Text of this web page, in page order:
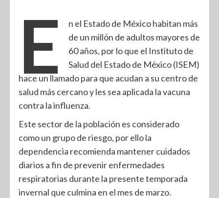
E
n el Estado de México habitan más
de un millón de adultos mayores de
60 años, por lo que el Instituto de
Salud del Estado de México (ISEM)
hace un llamado para que acudan a su centro de
salud más cercano y les sea aplicada la vacuna
contra la influenza.
Este sector de la población es considerado
como un grupo de riesgo, por ello la
dependencia recomienda mantener cuidados
diarios a fin de prevenir enfermedades
respiratorias durante la presente temporada
invernal que culmina en el mes de marzo.